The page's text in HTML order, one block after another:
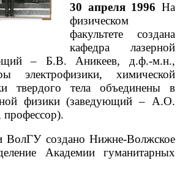
30 апреля 1996 На
физическом
факультете создана
кафедра лазерной
– Б.В. Аникеев, д.ф.-м.н.,
электрофизики, химической
твердого тела объединены в
физики (заведующий – А.О.
ВолГУ создано Нижне-Волжское
Академии гуманитарных